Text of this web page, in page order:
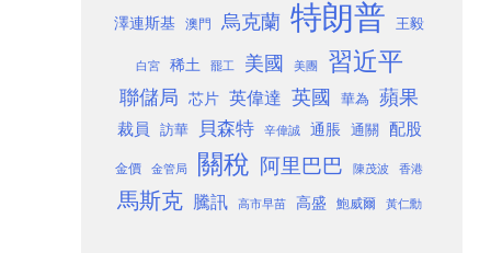
澤連斯基 澳門 烏克蘭 特朗普 王毅
白宮 稀土 罷工 美國 美團 習近平
聯儲局 芯片 英偉達 英國 華為 蘋果
裁員 訪華 貝森特 辛偉誠 通脹 通關 配股
金價 金管局 關稅 阿里巴巴 陳茂波 香港
馬斯克 騰訊 高市早苗 高盛 鮑威爾 黃仁勳